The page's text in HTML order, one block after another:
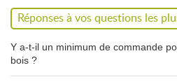
changement de
joints en silicone. Le changement
Réponses à vos questions les
Y a-t-il un minimum de commande
bois ?